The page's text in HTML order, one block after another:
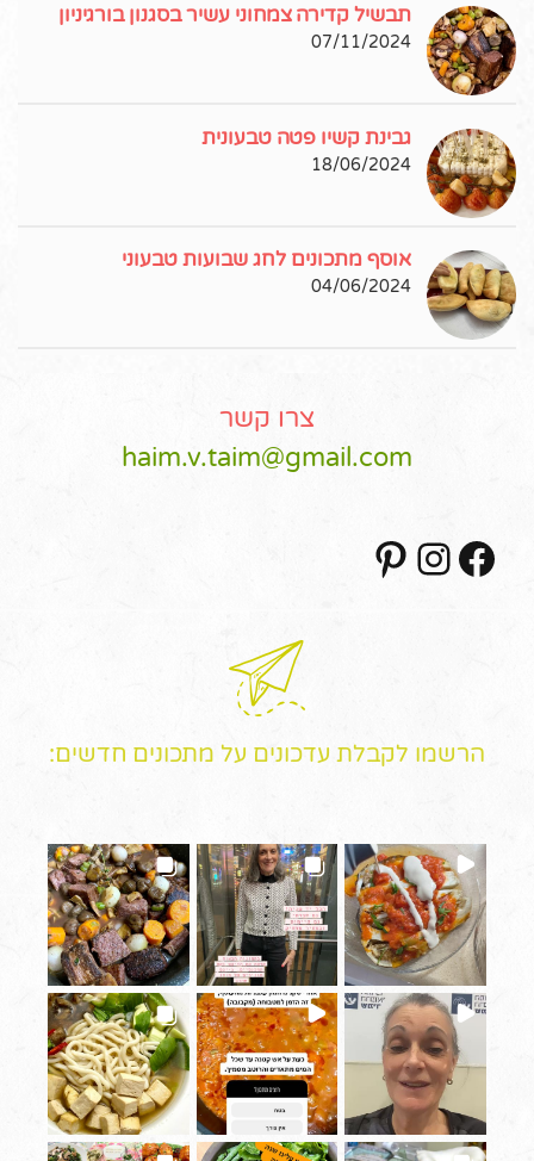
תבשיל קדירה צמחוני עשיר בסגנון בורגיניון
07/11/2024
גבינת קשיו פטה טבעונית
18/06/2024
אוסף מתכונים לחג שבועות טבעוני
04/06/2024
צרו קשר
haim.v.taim@gmail.com
Facebook
Instagram
הרשמו לקבלת עדכונים על מתכונים חדשים: